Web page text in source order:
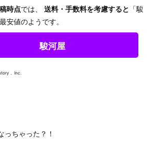
時点では、送料・手数料を考慮すると 「駿
安値のようです。
駿河屋
， Inc.
っちゃった？！